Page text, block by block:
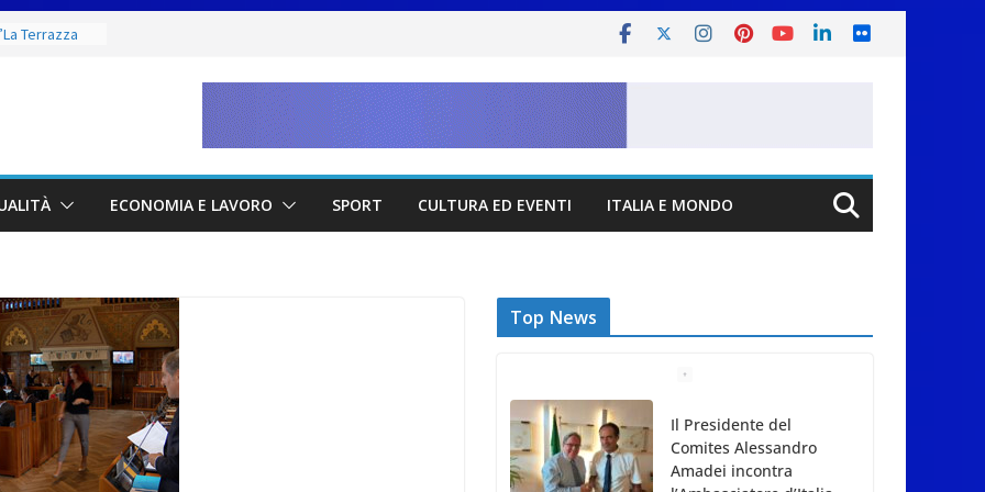
Terrazza
altri
le
per il
da Bach ai
e
presso gli
Città
ECONOMIA E LAVORO SPORT CULTURA ED EVENTI ITALIA E MONDO
Top News
Il Presidente del
Comites Alessandro
Amadei incontra